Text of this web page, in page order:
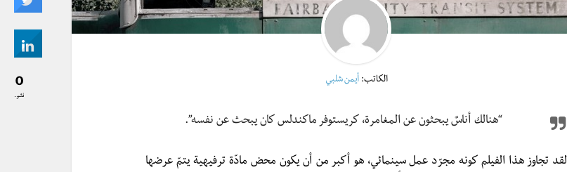
الكاتب:أيمن شلبي
“هنالك أناسٌ يبحثون عن المغامرة، كريستوفر ماكندلس كان يبحث عن نفسه”.
لقد تجاوز هذا الفيلم كونه مجرّد عمل سينمائي، هو أكبر من أن يكون محض مادّة ترفيهية يتمّ عرضها
0
نشر..